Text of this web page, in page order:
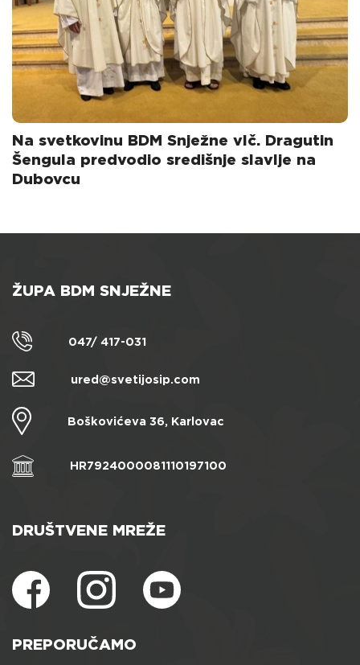
Na svetkovinu BDM Snježne vlč. Dragutin
Šengula predvodio središnje slavlje na
Dubovcu
ŽUPA BDM SNJEŽNE
047/ 417-031
ured@svetijosip.com
Boškovićeva 36, Karlovac
HR7924000081110197100
DRUŠTVENE MREŽE
PREPORUČAMO